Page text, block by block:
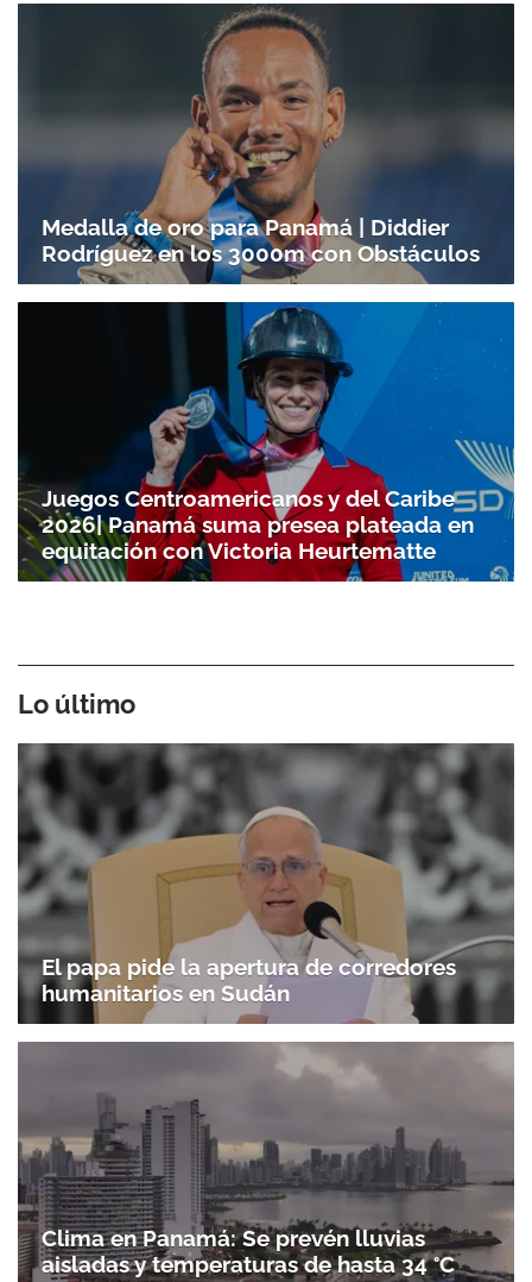
Medalla de oro para Panamá | Diddier
Rodríguez en los 3000m con Obstáculos
Juegos Centroamericanos y del Caribe
2026| Panamá suma presea plateada en
equitación con Victoria Heurtematte
Lo último
El papa pide la apertura de corredores
humanitarios en Sudán
Clima en Panamá: Se prevén lluvias
aisladas y temperaturas de hasta 34 °C